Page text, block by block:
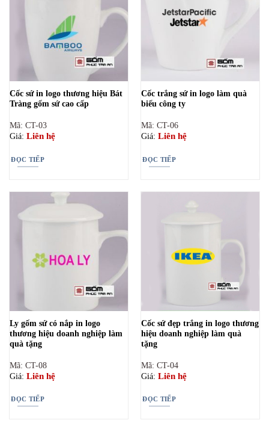
Cốc sứ in logo thương hiệu Bát
Tràng gốm sứ cao cấp
Mã: CT-03
Giá: Liên hệ
ĐỌC TIẾP
Cốc trắng sứ in logo làm quà
biếu công ty
Mã: CT-06
Giá: Liên hệ
ĐỌC TIẾP
Ly gốm sứ có nắp in logo
thương hiệu doanh nghiệp làm
quà tặng
Mã: CT-08
Giá: Liên hệ
ĐỌC TIẾP
Cốc sứ đẹp trắng in logo thương
hiệu doanh nghiệp làm quà
tặng
Mã: CT-04
Giá: Liên hệ
ĐỌC TIẾP